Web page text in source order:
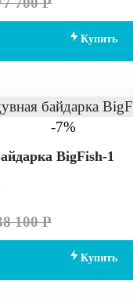
Купить
-7%
BigFish-1
100 Р
Купить